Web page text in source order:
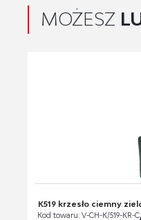
MOŻESZ
K519 krzesło ciemny
Kod towaru: V-CH-K/519-KR-